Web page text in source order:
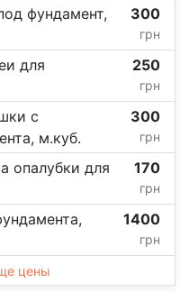
фундамент,
300
грн
для
250
грн
с
м.куб.
300
грн
опалубки для
170
грн
1400
грн
цены